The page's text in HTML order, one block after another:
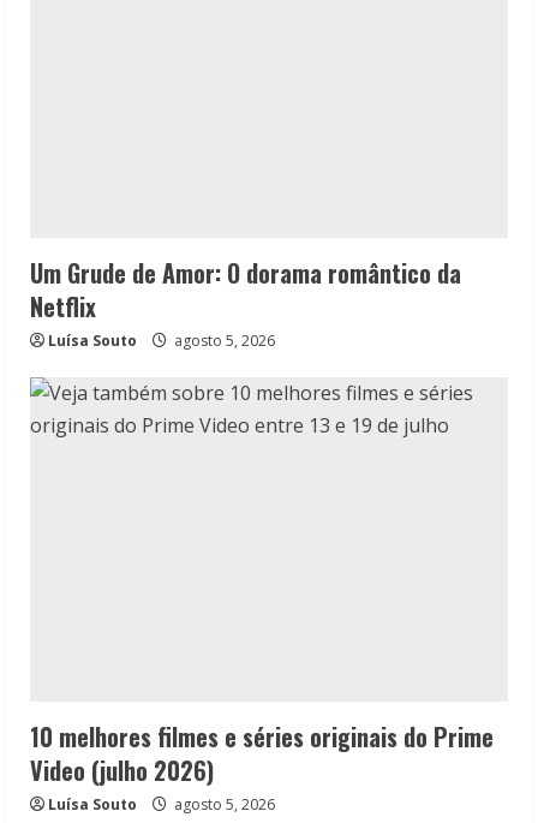
Um Grude de Amor: O dorama romântico da
Netflix
Luísa Souto agosto 5, 2026
10 melhores filmes e séries originais do Prime
Video (julho 2026)
Luísa Souto agosto 5, 2026